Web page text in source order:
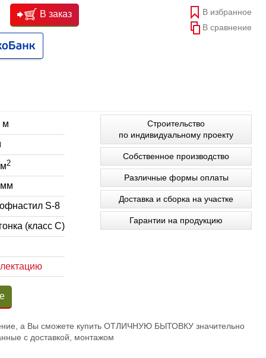
В избранное
В сравнение
В заказ
м
2
S-8
(класс С)
Строительство
по индивидуальному проекту
Собственное производство
Различные формы оплаты
Доставка и сборка на участке
Гарантии на продукцию
а Вы сможете купить ОТЛИЧНУЮ БЫТОВКУ значительно
с доставкой, монтажом